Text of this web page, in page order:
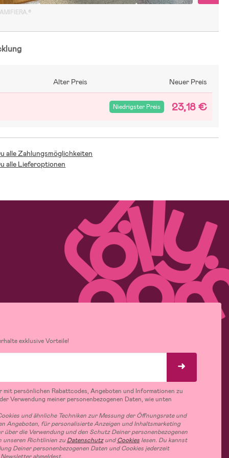
Alter Preis Neuer Preis
Niedrigster Preis 23,18 €
alle Zahlungsmöglichkeiten
alle Lieferoptionen
exklusive Vorteile!
mit persönlichen Rabattcodes, Angeboten und Informationen zu
Verwendung meiner personenbezogenen Daten, wie unten
und ähnliche Techniken zur Messung der Öffnungsrate und
Angeboten, für personalisierte Anzeigen und Inhaltsmarketing
über die Verwendung und den Schutz Deiner personenbezogenen
unseren Richtlinien zu DatenschutzundCookieslesen. Du kannst
Deiner personenbezogenen Daten und Cookies jederzeit
abmeldest.